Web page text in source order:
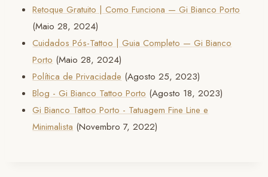
Retoque Gratuito | Como Funciona — Gi Bianco Porto
(Maio 28, 2024)
Cuidados Pós-Tattoo | Guia Completo — Gi Bianco
Porto (Maio 28, 2024)
Política de Privacidade (Agosto 25, 2023)
Blog - Gi Bianco Tattoo Porto (Agosto 18, 2023)
Gi Bianco Tattoo Porto - Tatuagem Fine Line e
Minimalista (Novembro 7, 2022)